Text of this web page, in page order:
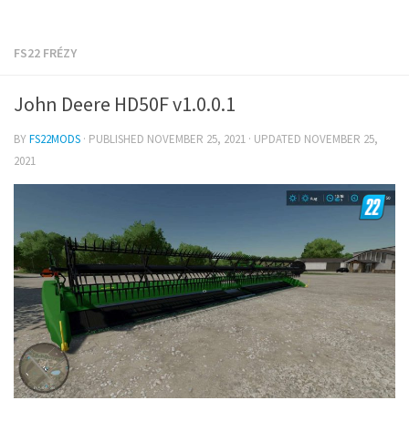
FS22 FRÉZY
John Deere HD50F v1.0.0.1
BYFS22MODS · PUBLISHED NOVEMBER 25, 2021 · UPDATED NOVEMBER 25,
2021